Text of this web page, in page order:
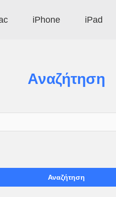
iPhone iPad
Αναζήτηση
Αναζήτηση